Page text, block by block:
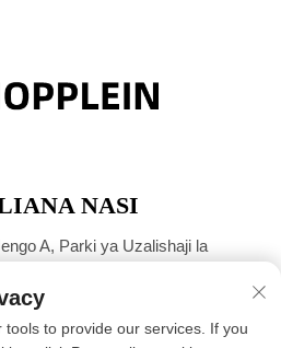
NASI
A, Parki ya Uzalishaji la
to provide our services. If you